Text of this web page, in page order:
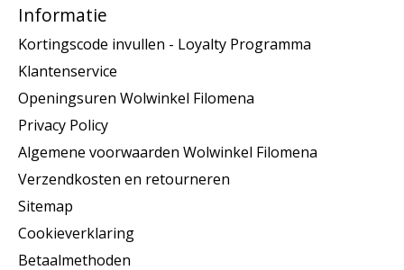
Informatie
Kortingscode invullen - Loyalty Programma
Klantenservice
Openingsuren Wolwinkel Filomena
Privacy Policy
Algemene voorwaarden Wolwinkel Filomena
Verzendkosten en retourneren
Sitemap
Cookieverklaring
Betaalmethoden